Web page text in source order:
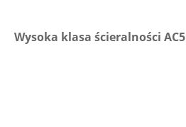
Wysoka klasa ścieralności AC5